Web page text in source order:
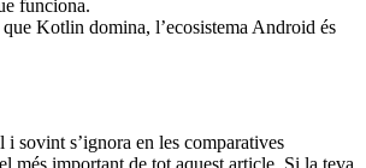
funciona.
Kotlin domina, l’ecosistema Android és
i sovint s’ignora en les comparatives
més important de tot aquest article. Si la teva